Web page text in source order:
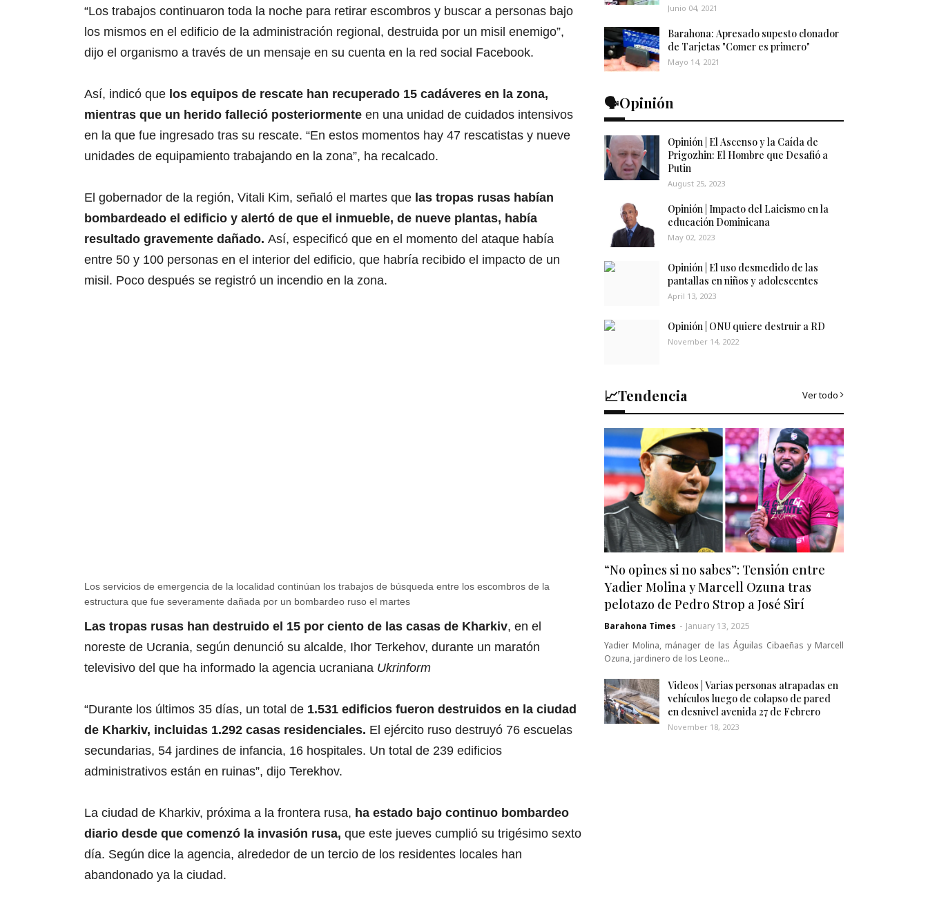
“Los trabajos continuaron toda la noche para retirar escombros y buscar a personas bajo
los mismos en el edificio de la administración regional, destruida por un misil enemigo”,
dijo el organismo a través de un mensaje en su cuenta en la red social Facebook.
Así, indicó que los equipos de rescate han recuperado 15 cadáveres en la zona,
mientras que un herido falleció posteriormente en una unidad de cuidados intensivos
en la que fue ingresado tras su rescate. “En estos momentos hay 47 rescatistas y nueve
unidades de equipamiento trabajando en la zona”, ha recalcado.
El gobernador de la región, Vitali Kim, señaló el martes que las tropas rusas habían
bombardeado el edificio y alertó de que el inmueble, de nueve plantas, había
resultado gravemente dañado. Así, especificó que en el momento del ataque había
entre 50 y 100 personas en el interior del edificio, que habría recibido el impacto de un
misil. Poco después se registró un incendio en la zona.
Búsqueda de sobrevivientes en Mykolaiv
0
e
o
Los servicios de emergencia de la localidad continúan los trabajos de búsqueda entre los escombros de la
estructura que fue severamente dañada por un bombardeo ruso el martes
Las tropas rusas han destruido el 15 por ciento de las casas de Kharkiv, en el
noreste de Ucrania, según denunció su alcalde, Ihor Terkehov, durante un maratón
televisivo del que ha informado la agencia ucraniana Ukrinform
“Durante los últimos 35 días, un total de 1.531 edificios fueron destruidos en la ciudad
de Kharkiv, incluidas 1.292 casas residenciales. El ejército ruso destruyó 76 escuelas
secundarias, 54 jardines de infancia, 16 hospitales. Un total de 239 edificios
administrativos están en ruinas”, dijo Terekhov.
La ciudad de Kharkiv, próxima a la frontera rusa, ha estado bajo continuo bombardeo
diario desde que comenzó la invasión rusa, que este jueves cumplió su trigésimo sexto
día. Según dice la agencia, alrededor de un tercio de los residentes locales han
abandonado ya la ciudad.
Junio 04, 2021
Barahona: Apresado supesto clonador
de Tarjetas "Comer es primero"
Mayo 14, 2021
🗣️Opinión
Opinión | El Ascenso y la Caída de
Prigozhin: El Hombre que Desafió a
Putin
August 25, 2023
Opinión | Impacto del Laicismo en la
educación Dominicana
May 02, 2023
Opinión | El uso desmedido de las
pantallas en niños y adolescentes
April 13, 2023
Opinión | ONU quiere destruir a RD
November 14, 2022
📈Tendencia Ver todo
“No opines si no sabes”: Tensión entre
Yadier Molina y Marcell Ozuna tras
pelotazo de Pedro Strop a José Sirí
Barahona Times - January 13, 2025
Yadier Molina, mánager de las Águilas Cibaeñas y Marcell
Ozuna, jardinero de los Leone…
Videos | Varias personas atrapadas en
vehículos luego de colapso de pared
en desnivel avenida 27 de Febrero
November 18, 2023